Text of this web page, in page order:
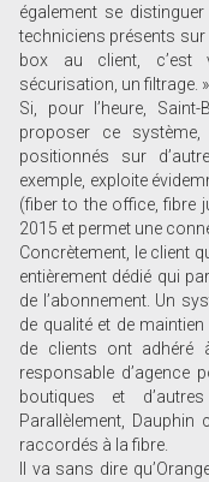
également se
techniciens présents sur
box au client, c’est
sécurisation, un filtrage. »
Si, pour l’heure,
proposer ce
positionnés sur
exemple, exploite
(fiber to the office, fibre
2015 et permet une
Concrètement, le client
entièrement dédié qui
de l’abonnement. Un
de qualité et de
de clients ont adhéré
responsable d’agence
boutiques et
Parallèlement,
raccordés à la fibre.
Il va sans dire